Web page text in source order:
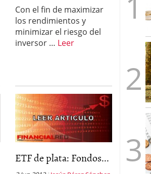
Con el fin de maximizar
los rendimientos y
minimizar el riesgo del
inversor … Leer
ETF de plata: Fondos...